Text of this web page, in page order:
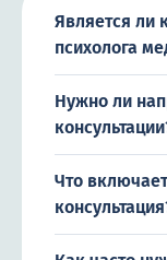
Является ли
психолога
Нужно ли
Что